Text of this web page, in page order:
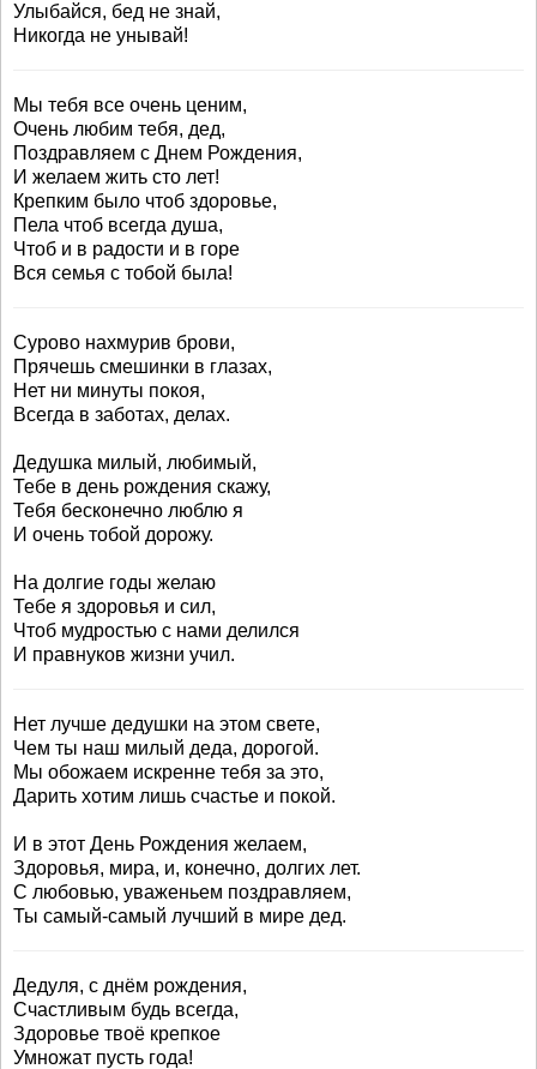
Улыбайся, бед не знай,
Никогда не унывай!
Мы тебя все очень ценим,
Очень любим тебя, дед,
Поздравляем с Днем Рождения,
И желаем жить сто лет!
Крепким было чтоб здоровье,
Пела чтоб всегда душа,
Чтоб и в радости и в горе
Вся семья с тобой была!
Сурово нахмурив брови,
Прячешь смешинки в глазах,
Нет ни минуты покоя,
Всегда в заботах, делах.
Дедушка милый, любимый,
Тебе в день рождения скажу,
Тебя бесконечно люблю я
И очень тобой дорожу.
На долгие годы желаю
Тебе я здоровья и сил,
Чтоб мудростью с нами делился
И правнуков жизни учил.
Нет лучше дедушки на этом свете,
Чем ты наш милый деда, дорогой.
Мы обожаем искренне тебя за это,
Дарить хотим лишь счастье и покой.
И в этот День Рождения желаем,
Здоровья, мира, и, конечно, долгих лет.
С любовью, уваженьем поздравляем,
Ты самый-самый лучший в мире дед.
Дедуля, с днём рождения,
Счастливым будь всегда,
Здоровье твоё крепкое
Умножат пусть года!